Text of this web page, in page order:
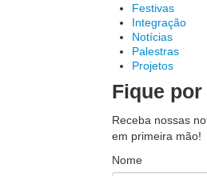
Festivas
Integração
Notícias
Palestras
Projetos
Fique
Receba nossas
em primeira mão!
Nome